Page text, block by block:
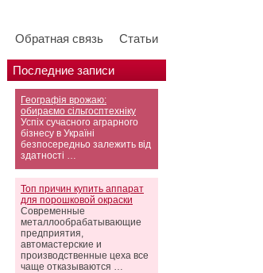
Обратная связь Статьи
Последние записи
Географія врожаю:
обираємо сільгосптехніку
Успіх сучасного аграрного
бізнесу в Україні
безпосередньо залежить від
здатності …
Топ причин купить аппарат
для порошковой окраски
Современные
металлообрабатывающие
предприятия,
автомастерские и
производственные цеха все
чаще отказываются …